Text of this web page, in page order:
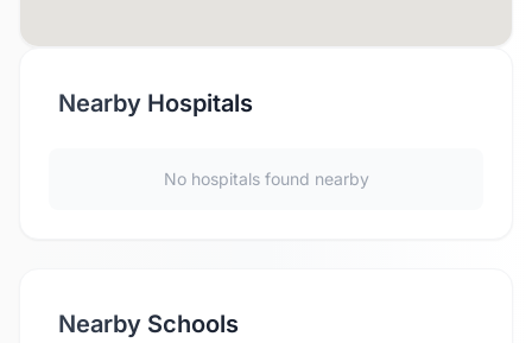
Nearby Hospitals
No hospitals found nearby
Nearby Schools